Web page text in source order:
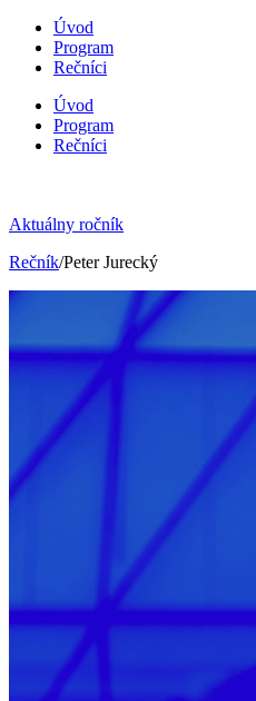
Úvod
Program
Rečníci
Úvod
Program
Rečníci
Aktuálny ročník
Rečník/Peter Jurecký